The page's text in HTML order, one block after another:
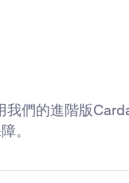
們的進階版
。